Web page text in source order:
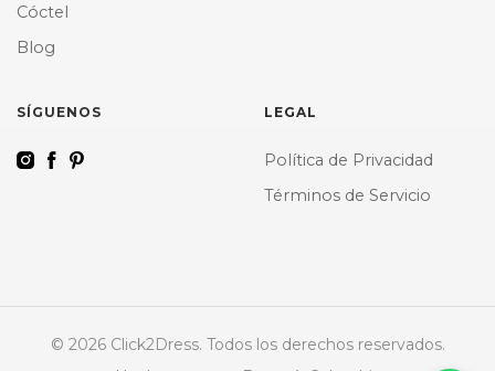
Cóctel
Blog
SÍGUENOS LEGAL
Política de Privacidad
Términos de Servicio
© 2026 Click2Dress. Todos los derechos reservados.